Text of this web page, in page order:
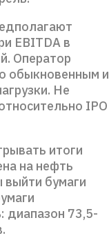
EBITDA в
Оператор
обыкновенным и
Не
IPO
итоги
на нефть
выйти бумаги
диапазон 73,5-